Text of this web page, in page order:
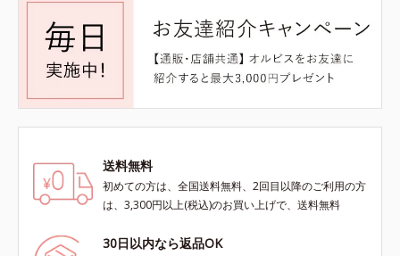
送料無料
初めての方は、全国送料無料、2回目以降のご利用の方
は、3,300円以上(税込)のお買い上げで、送料無料
30日以内なら返品OK